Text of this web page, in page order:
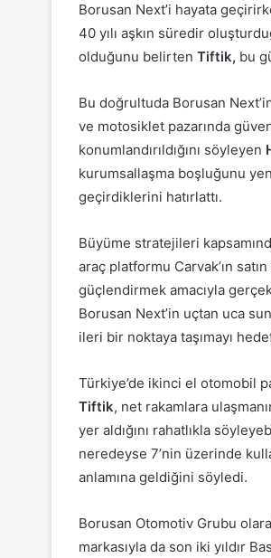
Borusan Next’i hayata
40 yılı aşkın süredir
olduğunu belirten Tiftik, bu
Bu doğrultuda Borusan
ve motosiklet pazarında
konumlandırıldığını söyleyen
kurumsallaşma boşluğunu
geçirdiklerini hatırlattı.
Büyüme stratejileri
araç platformu Carvak’ın
güçlendirmek amacıyla
Borusan Next’in uçtan uca
ileri bir noktaya taşımayı
Türkiye’de ikinci el otomobil
Tiftik, net rakamlara
yer aldığını rahatlıkla
neredeyse 7’nin üzerinde
anlamına geldiğini söyledi.
Borusan Otomotiv Grubu
markasıyla da son iki yıldır